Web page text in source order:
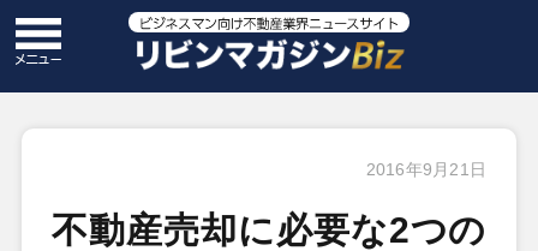
2016年9月21日
不動産売却に必要な2つの